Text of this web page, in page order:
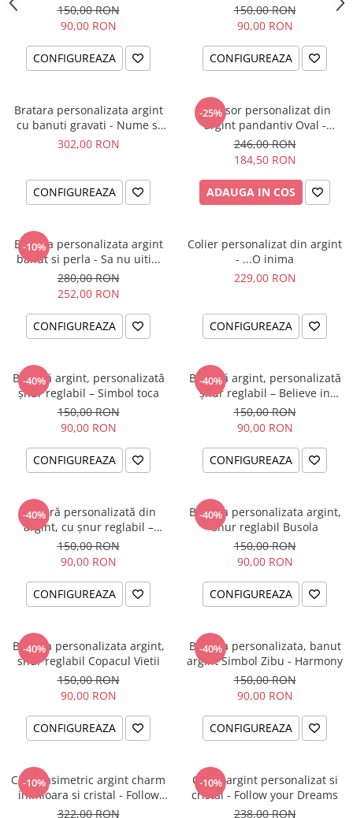
Fluturas
150,00 RON
90,00 RON
CONFIGUREAZA
150,00 RON
90,00 RON
CONFIGUREAZA
Bratara personalizata argint
cu banuti gravati - Nume si
simbol catelus
302,00 RON
CONFIGUREAZA
-25%
Lantisor personalizat din
argint pandantiv Oval -
Catwoman
246,00 RON
184,50 RON
ADAUGA IN COS
-10%
Bratara personalizata argint
banut si perla - Sa nu uiti...
280,00 RON
252,00 RON
CONFIGUREAZA
Colier personalizat din argint
- ...O inima
229,00 RON
CONFIGUREAZA
-40%
Brățară argint, personalizată
șnur reglabil – Simbol toca
150,00 RON
90,00 RON
CONFIGUREAZA
-40%
Brățară argint, personalizată
șnur reglabil – Believe in
Yourself
150,00 RON
90,00 RON
CONFIGUREAZA
-40%
Brățară personalizată din
argint, cu șnur reglabil –
simbol Soare
150,00 RON
90,00 RON
CONFIGUREAZA
-40%
Bratara personalizata argint,
snur reglabil Busola
150,00 RON
90,00 RON
CONFIGUREAZA
-40%
Bratara personalizata argint,
snur reglabil Copacul Vietii
150,00 RON
90,00 RON
CONFIGUREAZA
-40%
Bratara personalizata, banut
argint Simbol Zibu - Harmony
150,00 RON
90,00 RON
CONFIGUREAZA
-10%
Colier asimetric argint charm
inimioara si cristal - Follow
your Dreams
322,00 RON
-10%
Colier argint personalizat si
cristal - Follow your Dreams
238,00 RON